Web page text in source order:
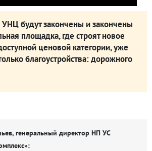
УНЦ будут закончены и закончены
площадка, где строят новое
ценовой категории, уже
благоустройства: дорожного
генеральный директор НП УС